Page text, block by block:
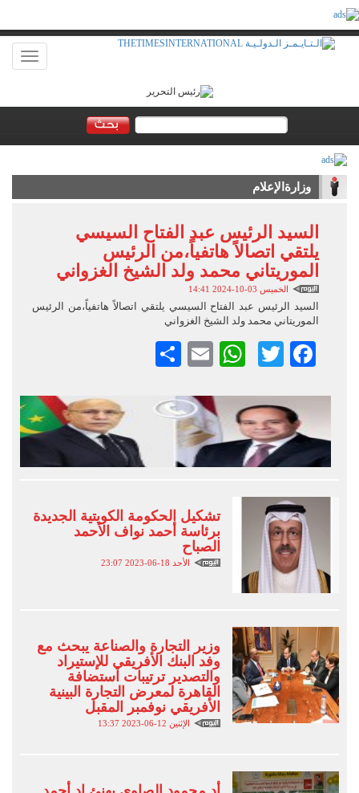
Toggle
وزارةالإعلام
السيد الرئيس عبد الفتاح السيسي
يلتقي اتصالاً هاتفياً،من الرئيس
الموريتاني محمد ولد الشيخ الغزواني
الخميس 03-10-2024 14:41
السيد الرئيس عبد الفتاح السيسي يلتقي اتصالاً هاتفياً،من الرئيس
الموريتاني محمد ولد الشيخ الغزواني
Facebook
Twitter
WhatsApp
Email
تشكيل الحكومة الكويتية الجديدة
برئاسة أحمد نواف الأحمد
الصباح
الأحد 18-06-2023 23:07
وزير التجارة والصناعة يبحث مع
وفد البنك الأفريقي للإستيراد
والتصدير ترتيبات استضافة
القاهرة لمعرض التجارة البينية
الأفريقي نوفمبر المقبل
الإثنين 12-06-2023 13:37